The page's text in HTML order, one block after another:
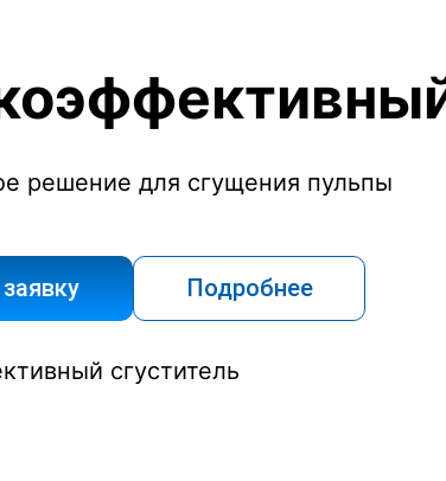
решение для сгущения пульпы
Подробнее